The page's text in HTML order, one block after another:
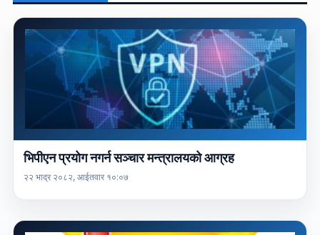
भिपीएन प्रयोग नगर्न सञ्चार मन्त्रालयको आग्रह
२२ भाद्र २०८२, आईतवार १०:०७